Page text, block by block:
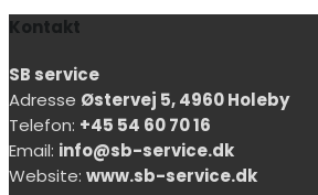
Kontakt
SB service
Adresse Østervej 5, 4960 Holeby
Telefon: +45 54 60 70 16
Email: info@sb-service.dk
Website: www.sb-service.dk